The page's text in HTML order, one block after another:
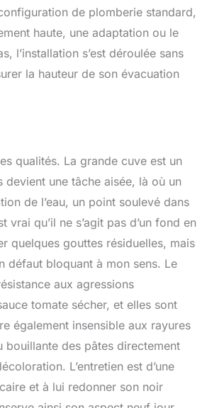
de plomberie standard,
haute, une adaptation ou le
l’installation s’est déroulée sans
la hauteur de son évacuation
qualités. La grande cuve est un
une tâche aisée, là où un
de l’eau, un point soulevé dans
qu’il ne s’agit pas d’un fond en
quelques gouttes résiduelles, mais
défaut bloquant à mon sens. Le
aux agressions
tomate sécher, et elles sont
également insensible aux rayures
bouillante des pâtes directement
L’entretien est d’une
et à lui redonner son noir